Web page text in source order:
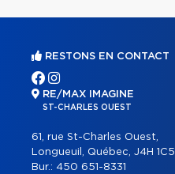
RESTONS EN CONTACT
RE/MAX IMAGINE
ST-CHARLES OUEST
61, rue St-Charles Ouest,
Longueuil, Québec, J4H 1C5
Bur.: 450 651-8331